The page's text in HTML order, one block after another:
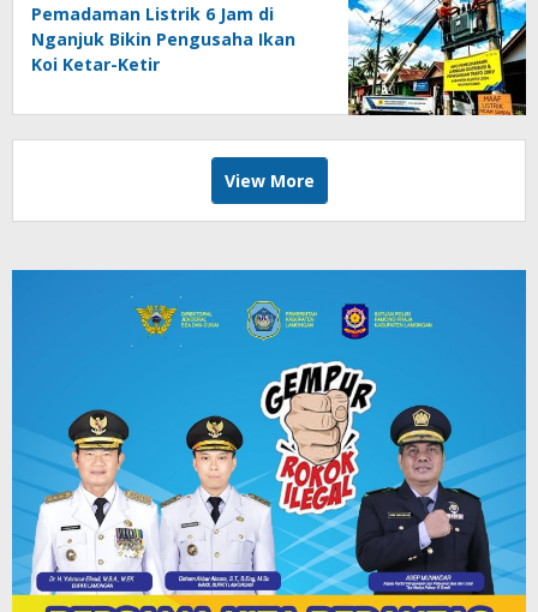
Pemadaman Listrik 6 Jam di
Nganjuk Bikin Pengusaha Ikan
Koi Ketar-Ketir
View More